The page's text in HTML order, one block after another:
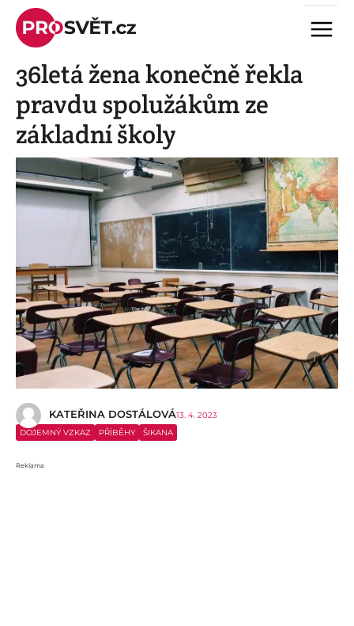
Skip
content
Menu
36letá žena konečně řekla
pravdu spolužákům ze
základní školy
i
KATEŘINA DOSTÁLOVÁ13. 4. 2023
DOJEMNÝ VZKAZ
PŘÍBĚHY ŠIKANA
Reklama